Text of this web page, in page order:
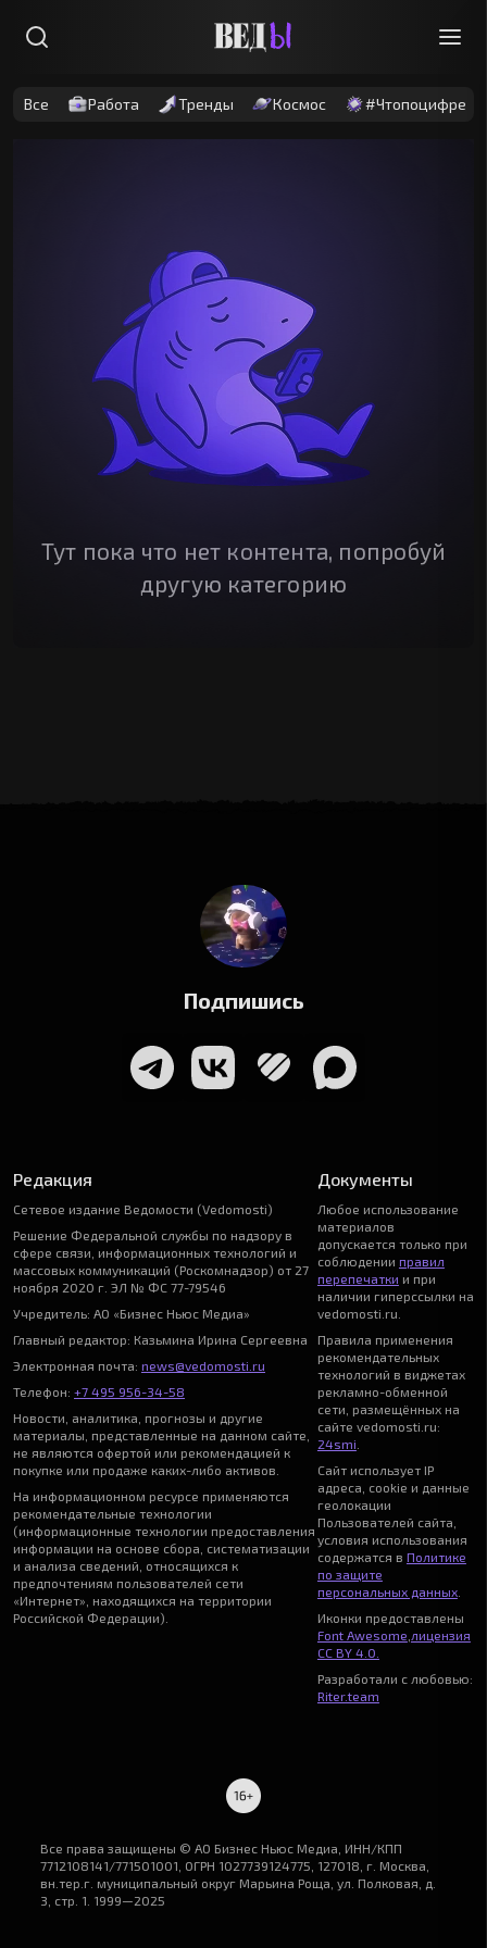
Все Работа Тренды Космос #Чтопоцифре
Тут пока что нет контента, попробуй
другую категорию
Подпишись
Редакция
Сетевое издание Ведомости (Vedomosti)
Решение Федеральной службы по надзору в
сфере связи, информационных технологий и
массовых коммуникаций (Роскомнадзор) от 27
ноября 2020 г. ЭЛ № ФС 77-79546
Учредитель: АО «Бизнес Ньюс Медиа»
Главный редактор: Казьмина Ирина Сергеевна
Электронная почта: news@vedomosti.ru
Телефон: +7 495 956-34-58
Новости, аналитика, прогнозы и другие
материалы, представленные на данном сайте,
не являются офертой или рекомендацией к
покупке или продаже каких-либо активов.
На информационном ресурсе применяются
рекомендательные технологии
(информационные технологии предоставления
информации на основе сбора, систематизации
и анализа сведений, относящихся к
предпочтениям пользователей сети
«Интернет», находящихся на территории
Российской Федерации).
Документы
Любое использование
материалов
допускается только при
соблюдении правил
перепечатки и при
наличии гиперссылки на
vedomosti.ru.
Правила применения
рекомендательных
технологий в виджетах
рекламно-обменной
сети, размещённых на
сайте vedomosti.ru:
24smi
Сайт использует IP
адреса, cookie и данные
геолокации
Пользователей сайта,
условия использования
содержатся в Политике
по защите
персональных данных.
Иконки предоставлены
Font Awesome лицензия
CC BY 4.0.
Разработали с любовью:
Riter.team
Все права защищены © АО Бизнес Ньюс Медиа, ИНН/КПП
7712108141/771501001, ОГРН 1027739124775, 127018, г. Москва,
вн.тер.г. муниципальный округ Марьина Роща, ул. Полковая, д.
3, стр. 1. 1999—2025